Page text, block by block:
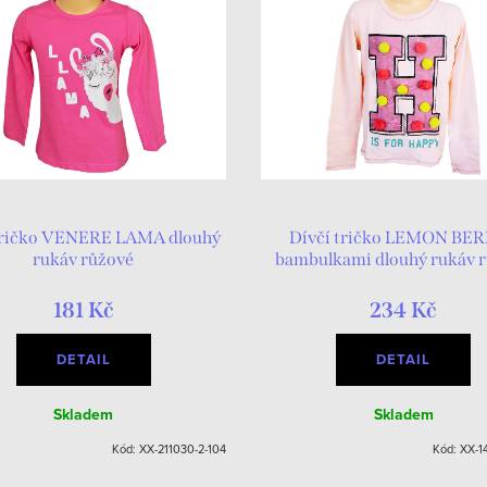
VENERE LAMA dlouhý
rukáv růžové
181 Kč
DETAIL
Skladem
Kód: XX-211030-2-104
Dívčí tričko LEMON
bambulkami dlouhý rukáv
234 Kč
DETAIL
Skladem
Kód: XX-